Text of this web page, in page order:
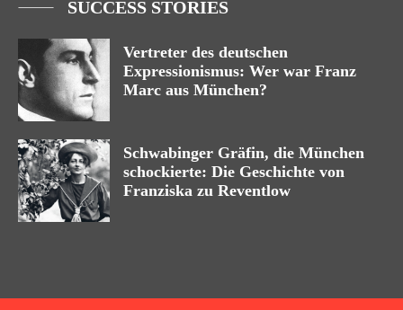
SUCCESS STORIES
Vertreter des deutschen
Expressionismus: Wer war Franz
Marc aus München?
Schwabinger Gräfin, die München
schockierte: Die Geschichte von
Franziska zu Reventlow